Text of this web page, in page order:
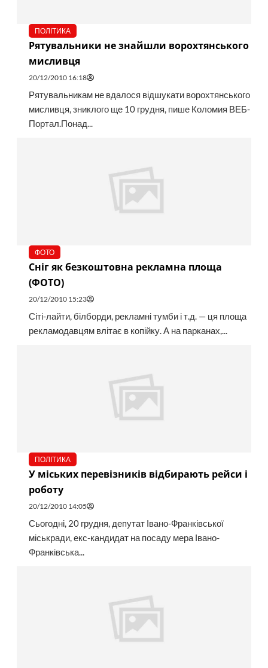
ПОЛІТИКА
Рятувальники не знайшли ворохтянського
мисливця
20/12/2010 16:18
Рятувальникам не вдалося відшукати ворохтянського
мисливця, зниклого ще 10 грудня, пише Коломия ВЕБ-
Портал.Понад...
ФОТО
Сніг як безкоштовна рекламна площа
(ФОТО)
20/12/2010 15:23
Сіті-лайти, білборди, рекламні тумби і т.д. — ця площа
рекламодавцям влітає в копійку. А на парканах,...
ПОЛІТИКА
У міських перевізників відбирають рейси і
роботу
20/12/2010 14:05
Сьогодні, 20 грудня, депутат Івано-Франківської
міськради, екс-кандидат на посаду мера Івано-
Франківська...